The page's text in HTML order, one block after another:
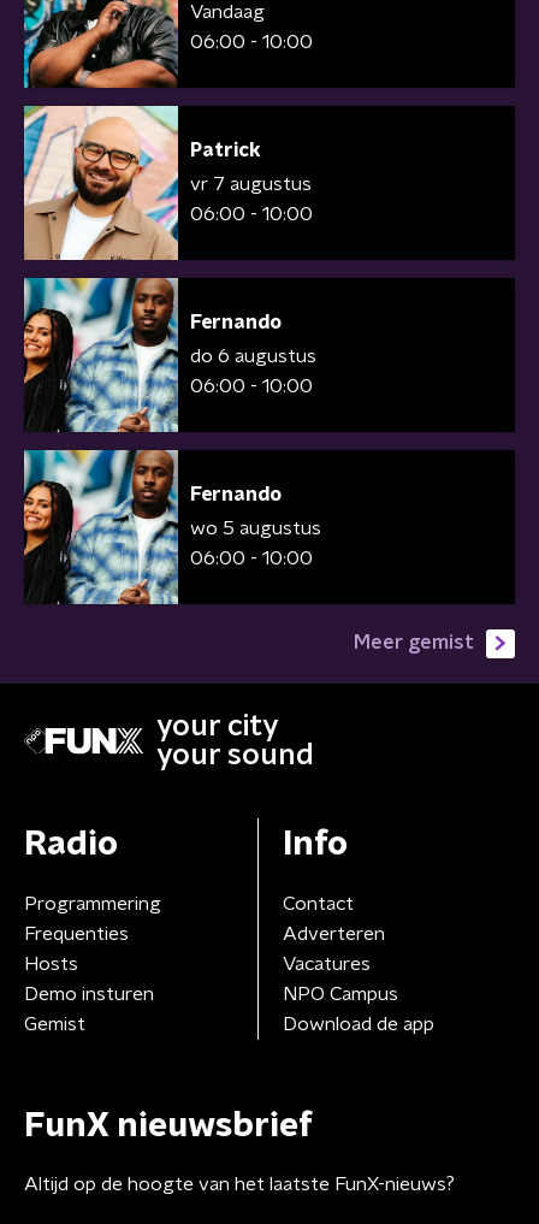
Vandaag
06:00 - 10:00
Patrick
vr 7 augustus
06:00 - 10:00
Fernando
do 6 augustus
06:00 - 10:00
Fernando
wo 5 augustus
06:00 - 10:00
Meer gemist
your city
your sound
Radio
Programmering
Frequenties
Hosts
Demo insturen
Gemist
Info
Contact
Adverteren
Vacatures
NPO Campus
Download de app
FunX nieuwsbrief
Altijd op de hoogte van het laatste FunX-nieuws?